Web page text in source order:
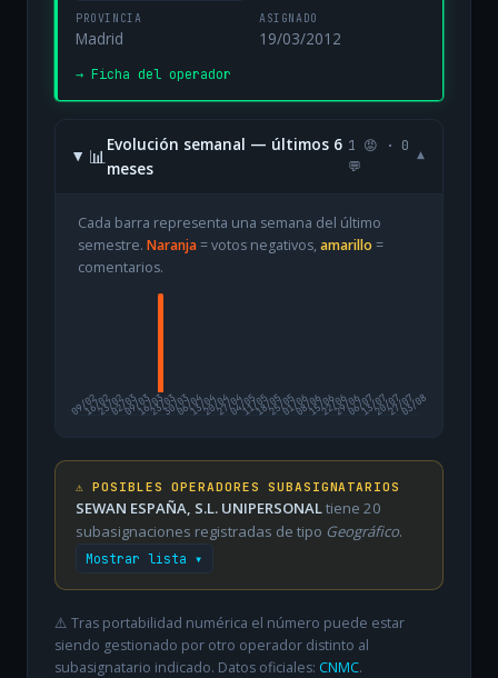
PROVINCIA
Madrid
ASIGNADO
19/03/2012
→ Ficha del operador
📊
Evolución semanal — últimos 6
meses
1 😡 · 0
💬
▾
Cada barra representa una semana del último
semestre. Naranja= votos negativos, amarillo =
comentarios.
09/02
16/0223/0202/0309/0316/0323/0330/0306/0413/0420/0427/0404/0511/0518/0525/0501/0608/0615/0622/0629/0606/0713/0720/0727/07
03/08
⚠️ POSIBLES OPERADORES SUBASIGNATARIOS
SEWAN ESPAÑA, S.L. UNIPERSONALtiene 20
subasignaciones registradas de tipo Geográfico.
Mostrar lista ▾
⚠️ Tras portabilidad numérica el número puede estar
siendo gestionado por otro operador distinto al
subasignatario indicado. Datos oficiales: CNMC.